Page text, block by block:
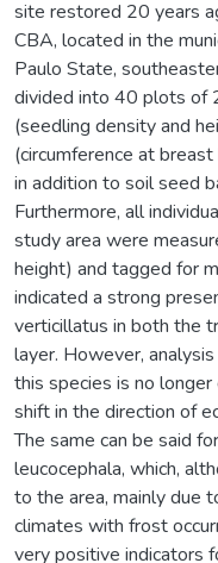
site restored 20 years
CBA, located in the
Paulo State,
divided into 40 plots of
(seedling density and
(circumference at
in addition to soil seed
Furthermore, all
study area were
height) and tagged for
indicated a strong
verticillatus in both the
layer. However,
this species is no
shift in the direction of
The same can be said
leucocephala, which,
to the area, mainly due
climates with frost
very positive indicators